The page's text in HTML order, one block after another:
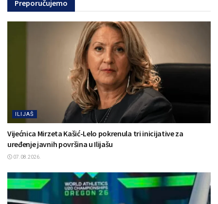
Preporučujemo
ILIJAŠ
Vijećnica Mirzeta Kašić-Lelo pokrenula tri inicijative za
uređenje javnih površina u Ilijašu
07.08.2026.